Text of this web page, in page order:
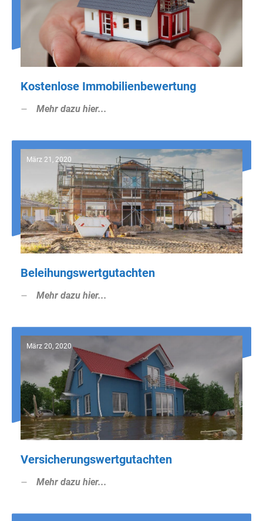
Kostenlose Immobilienbewertung
Mehr dazu hier...
März 21, 2020
Beleihungswertgutachten
Mehr dazu hier...
März 20, 2020
Versicherungswertgutachten
Mehr dazu hier...